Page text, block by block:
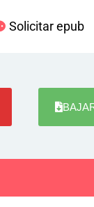
Solicitar epub